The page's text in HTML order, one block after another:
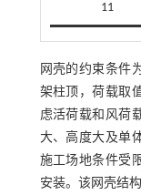
11
网壳的约束条件
架柱顶，荷载取
虑活荷载和风荷
大、高度大及单
施工场地条件受
安装。该网壳结